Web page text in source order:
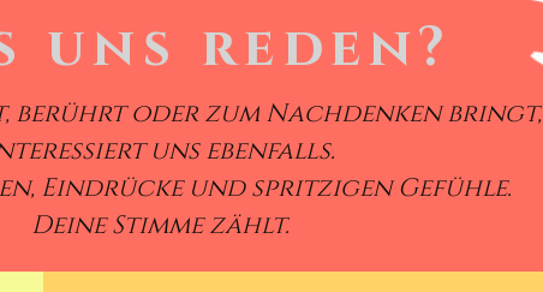
uns reden?
berührt oder zum Nachdenken bringt,
uns ebenfalls.
Eindrücke und spritzigen Gefühle.
Deine Stimme zählt.